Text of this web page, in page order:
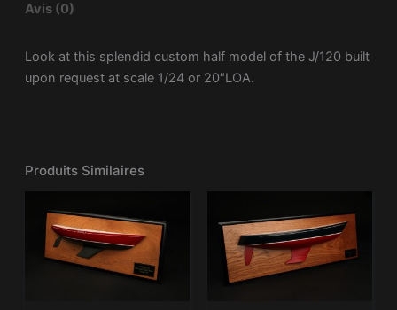
Avis (0)
Look at this splendid custom half model of the J/120 built
upon request at scale 1/24 or 20″LOA.
Produits Similaires